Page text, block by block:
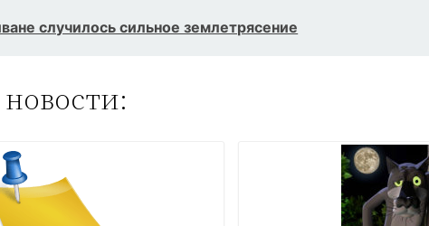
случилось сильное землетрясение